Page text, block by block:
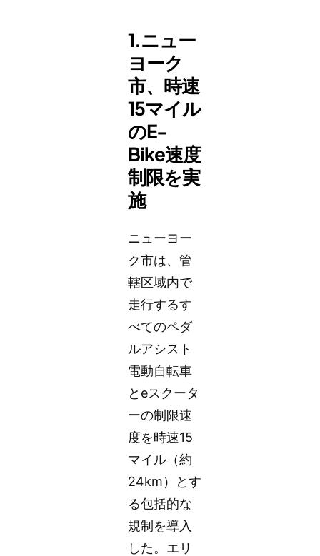
1.ニュー
ヨーク
市、時速
15マイル
のE-
Bike速度
制限を実
施
ニューヨー
ク市は、管
轄区域内で
走行するす
べてのペダ
ルアシスト
電動自転車
とeスクータ
ーの制限速
度を時速15
マイル（約
24km）とす
る包括的な
規制を導入
した。エリ